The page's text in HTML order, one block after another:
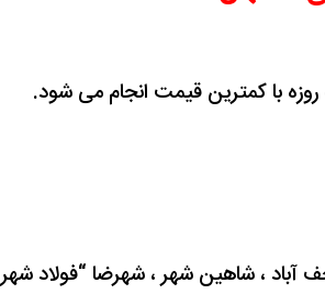
با کمترین قیمت انجام می شود.
آباد ، شاهین شهر ، شهرضا “فولاد شهر